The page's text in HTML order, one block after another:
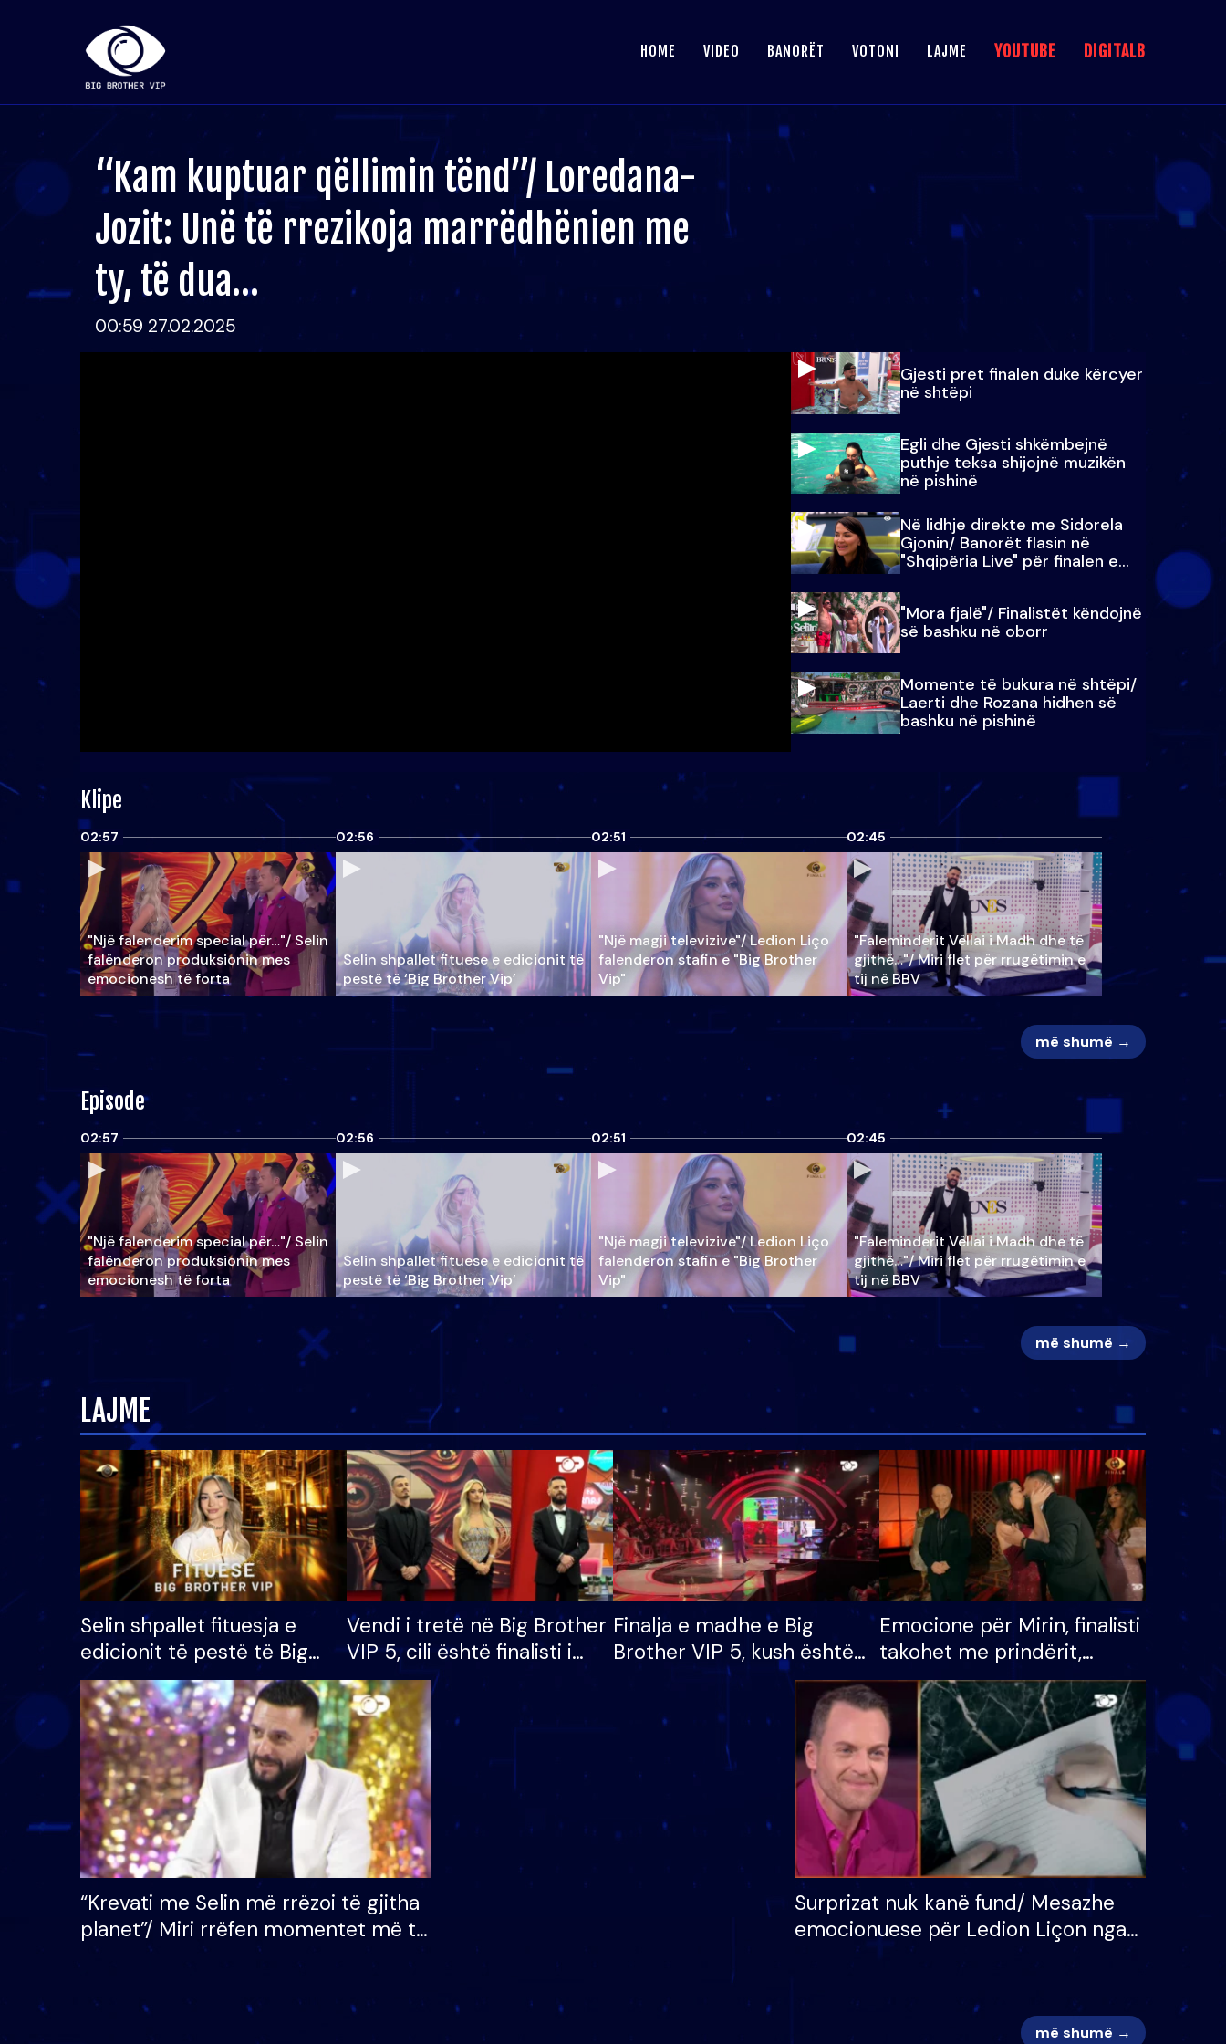
HOME VIDEO BANORËT VOTONI LAJME YOUTUBE DIGITALB
“Kam kuptuar qëllimin tënd”/ Loredana-
Jozit: Unë të rrezikoja marrëdhënien me
ty, të dua…
00:59 27.02.2025
Gjesti pret finalen duke kërcyer
në shtëpi
Egli dhe Gjesti shkëmbejnë
puthje teksa shijojnë muzikën
në pishinë
Në lidhje direkte me Sidorela
Gjonin/ Banorët flasin në
"Shqipëria Live" për finalen e
madhe
"Mora fjalë"/ Finalistët këndojnë
së bashku në oborr
Momente të bukura në shtëpi/
Laerti dhe Rozana hidhen së
bashku në pishinë
Klipe
02:57
"Një falenderim special për…"/ Selin
falënderon produksionin mes
emocionesh të forta
02:56
Selin shpallet fituese e edicionit të
pestë të ‘Big Brother Vip’
02:51
"Një magji televizive"/ Ledion Liço
falenderon stafin e "Big Brother
Vip"
02:45
"Faleminderit Vëllai i Madh dhe të
gjithë…"/ Miri flet për rrugëtimin e
tij në BBV
më shumë →
Episode
02:57
"Një falenderim special për…"/ Selin
falënderon produksionin mes
emocionesh të forta
02:56
Selin shpallet fituese e edicionit të
pestë të ‘Big Brother Vip’
02:51
"Një magji televizive"/ Ledion Liço
falenderon stafin e "Big Brother
Vip"
02:45
"Faleminderit Vëllai i Madh dhe të
gjithë…"/ Miri flet për rrugëtimin e
tij në BBV
më shumë →
LAJME
Selin shpallet fituesja e
edicionit të pestë të Big
Brother VIP, rrëmben
çmimin e madh prej 100
mijë eurosh
Vendi i tretë në Big Brother
VIP 5, cili është finalisti i
radhës që lë shtëpinë
Finalja e madhe e Big
Brother VIP 5, kush është
banori i parë që lë shtëpinë
dhe humb mundësinë për
të fituar çmimin e madh
Emocione për Mirin, finalisti
takohet me prindërit,
vajzën dhe bashkëshorten:
S’kemi ndonjë letër divorci
apo jo?
“Krevati me Selin më rrëzoi të gjitha
planet”/ Miri rrëfen momentet më të
bukura në shtëpinë e BB VIP: Do më
Surprizat nuk kanë fund/ Mesazhe
emocionuese për Ledion Liçon nga
nëna dhe fëmijët e tij, moderatori
më shumë →